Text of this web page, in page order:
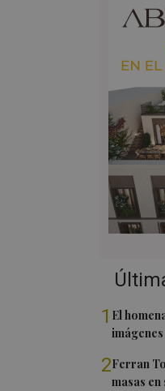
1 El
imágenes
2Ferran
masas